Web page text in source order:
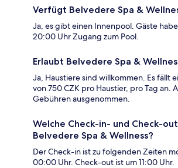
Verfügt Belvedere Spa &
Ja, es gibt einen Innenpool. Gäste
20:00 Uhr Zugang zum Pool.
Erlaubt Belvedere Spa &
Ja, Haustiere sind willkommen. Es fällt
von 750 CZK pro Haustier, pro Tag an.
Gebühren ausgenommen.
Welche Check-in- und Check-
Belvedere Spa & Wellness?
Der Check-in ist zu folgenden Zeiten
00:00 Uhr. Check-out ist um 11:00 Uhr.